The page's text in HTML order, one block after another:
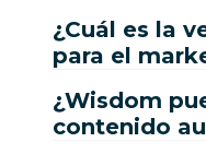
¿Cuál es la
para el
¿Wisdom
contenido